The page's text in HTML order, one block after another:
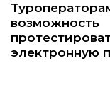
возможность
электронную